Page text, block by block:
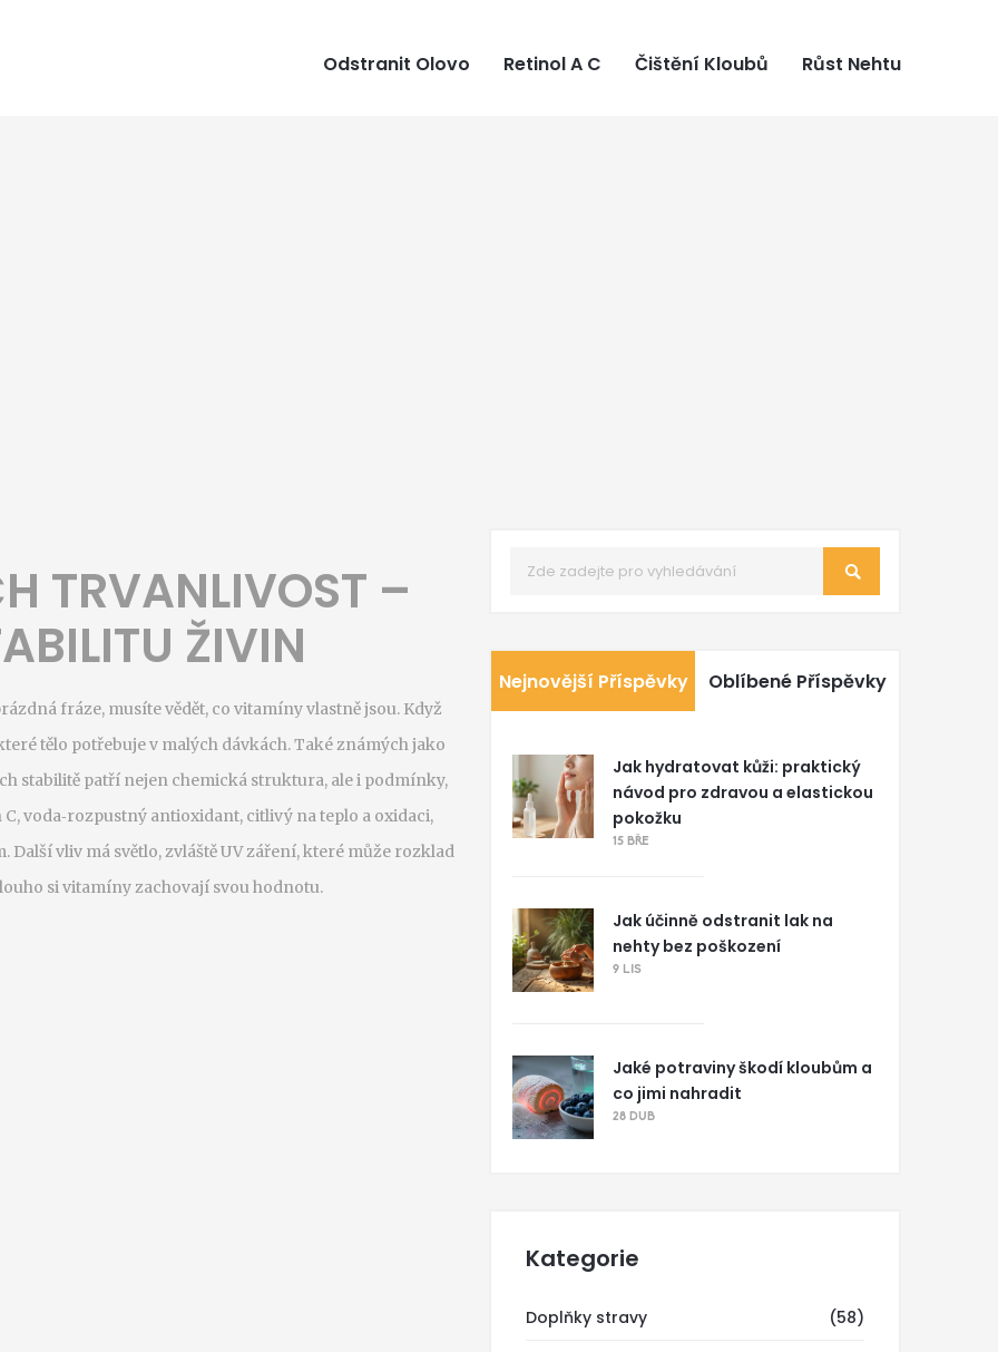
Odstranit Olovo Retinol A C Čištění Kloubů Růst Nehtu
TRVANLIVOST –
ŽIVIN
fráze, musíte vědět, co vitamíny vlastně jsou. Když
tělo potřebuje v malých dávkách. Také známých jako
stabilitě patří nejen chemická struktura, ale i podmínky,
,voda‑rozpustný antioxidant, citlivý na teplo a oxidaci,
Další vliv má světlo,zvláště UV záření, které může rozklad
si vitamíny zachovají svou hodnotu.
Nejnovější Příspěvky Oblíbené Příspěvky
Jak hydratovat kůži: praktický
návod pro zdravou a elastickou
pokožku
15 BŘE
Jak účinně odstranit lak na
nehty bez poškození
9 LIS
Jaké potraviny škodí kloubům a
co jimi nahradit
28 DUB
Kategorie
Doplňky stravy (58)